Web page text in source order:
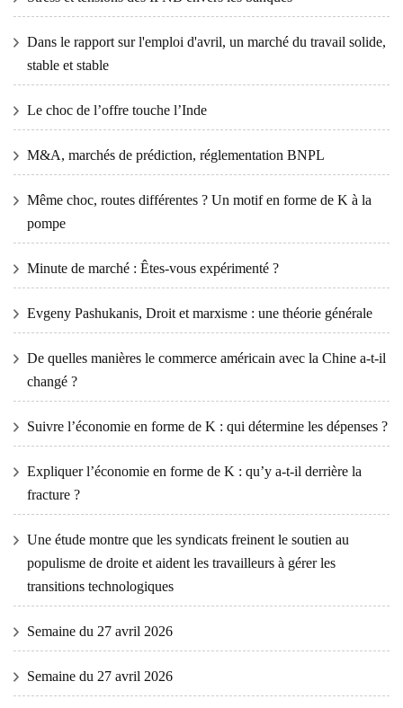
Dans le rapport sur l'emploi d'avril, un marché du travail solide,
stable et stable
Le choc de l’offre touche l’Inde
M&A, marchés de prédiction, réglementation BNPL
Même choc, routes différentes ? Un motif en forme de K à la
pompe
Minute de marché : Êtes-vous expérimenté ?
Evgeny Pashukanis, Droit et marxisme : une théorie générale
De quelles manières le commerce américain avec la Chine a-t-il
changé ?
Suivre l’économie en forme de K : qui détermine les dépenses ?
Expliquer l’économie en forme de K : qu’y a-t-il derrière la
fracture ?
Une étude montre que les syndicats freinent le soutien au
populisme de droite et aident les travailleurs à gérer les
transitions technologiques
Semaine du 27 avril 2026
Semaine du 27 avril 2026